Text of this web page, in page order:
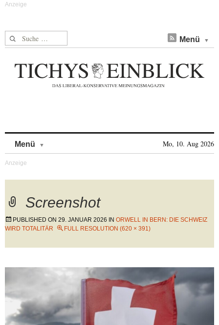
Suche nach: Menü
Menü Mo, 10. Aug 2026
Screenshot
PUBLISHED ON 29. JANUAR 2026 IN ORWELL IN BERN: DIE SCHWEIZ
WIRD TOTALITÄR
FULL RESOLUTION (620 × 391)